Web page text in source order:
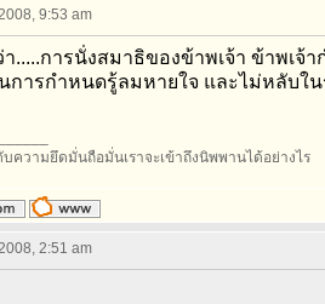
9:53 am
า.....การนั่งสมาธิของข้าพเจ้า ข้าพเ
การกำหนดรู้ลมหายใจ และไม่หลับใ
ความยึดมั่นถือมั่นเราจะเข้าถึงนิพพานได้อย่างไร
2:51 am